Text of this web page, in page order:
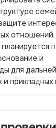
и
для
и прикладных